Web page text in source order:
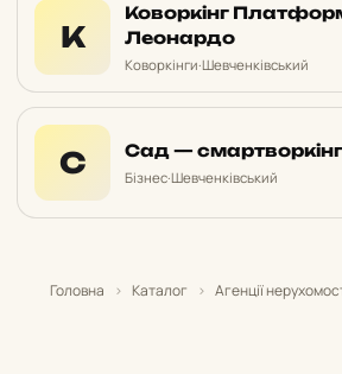
К
Коворкінг
Леонардо
Коворкінги·Шевченківський
С Сад — смартворкінг
Бізнес·Шевченківський
Головна › Каталог › Агенції